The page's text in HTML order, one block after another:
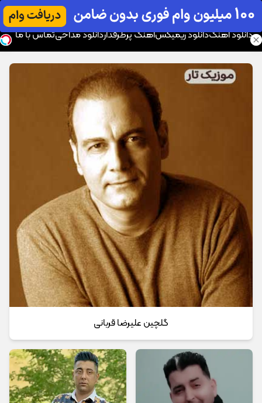
موزیک تار
دانلود آهنگدانلود ریمیکسآهنگ پرطرفداردانلود مداحیتماس با ما
گلچین علیرضا قربانی